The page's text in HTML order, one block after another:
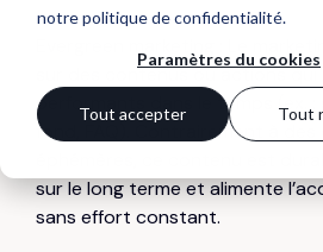
notre politique de confidentialité.
Paramètres du cookies
Tout accepter Tout
Evergreen marketing : Le
sur des contenus ou actions
performants dans le temps (ex. :
fond, FAQ). Contrairement à des
éphémères, ce contenu est
sur le long terme et alimente
sans effort constant.